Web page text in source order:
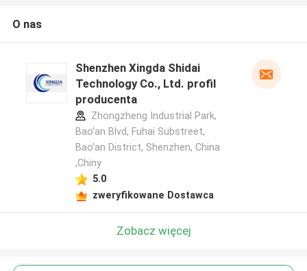
O nas
Shenzhen Xingda Shidai
Technology Co., Ltd. profil
producenta
Zhongzheng Industrial Park,
Bao’an Blvd, Fuhai Substreet,
Bao’an District, Shenzhen, China
,Chiny
5.0
zweryfikowane Dostawca
Zobacz więcej